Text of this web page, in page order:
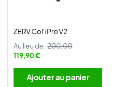
ZERV CoTi Pro V2
Au lieu de: 200,00
119,90 €
Ajouter au panier